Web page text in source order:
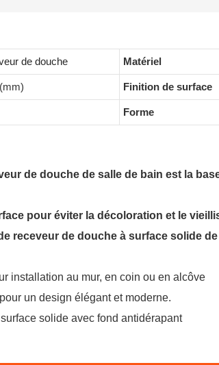
de douche Matériel
Finition de surface
Forme
de douche de salle de bain est la
pour éviter la décoloration et le
receveur de douche à surface solide
installation au mur, en coin ou en alcôve
un design élégant et moderne.
solide avec fond antidérapant